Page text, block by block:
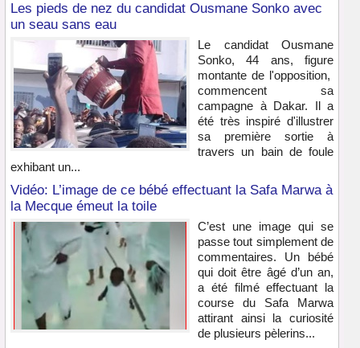
Les pieds de nez du candidat Ousmane Sonko avec
un seau sans eau
Le candidat Ousmane
Sonko, 44 ans, figure
montante de l'opposition,
commencent sa
campagne à Dakar. Il a
été très inspiré d'illustrer
sa première sortie à
travers un bain de foule
exhibant un...
Vidéo: L’image de ce bébé effectuant la Safa Marwa à
la Mecque émeut la toile
C’est une image qui se
passe tout simplement de
commentaires. Un bébé
qui doit être âgé d’un an,
a été filmé effectuant la
course du Safa Marwa
attirant ainsi la curiosité
de plusieurs pèlerins...